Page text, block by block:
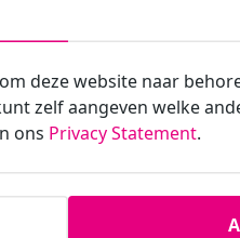
beter dan het
of leidinggevende
vertrouwenspersoon
deze website naar
zelf aangeven welke
ons Privacy Statement.